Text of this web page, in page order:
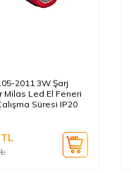
2011 3W Şarj
Milas Led El Feneri
Süresi IP20
TL